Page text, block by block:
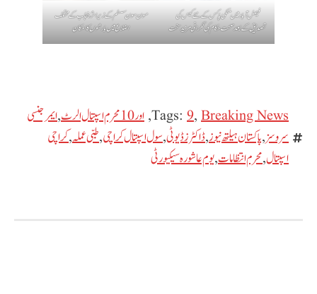
فیصل آباد میں منکی پاکس کے نئے کیس کی
تصدیق کے بعد صحت حکام کی نگرانی مزید سخت
مون سون سسٹم کے زیر اثر پنجاب کے مختلف
اضلاع میں بارشوں کا امکان
Tags: 9, Breaking News
, اور 10 محرم اسپتال الرٹ ,ایمرجنسی
سروسز,پاکستان ہیلتھ نیوز,ڈاکٹرز ڈیوٹی,سول اسپتال کراچی,طبی عملہ,کراچی
اسپتال,محرم انتظامات,یوم عاشورہ سیکیورٹی